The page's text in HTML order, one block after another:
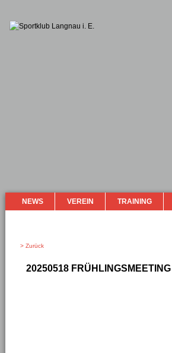
NEWS VEREIN TRAINING
> Zurück
20250518